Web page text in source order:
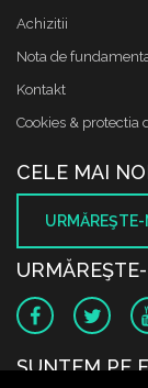
Achizitii
Nota de
Kontakt
Cookies & protectia
CELE MAI
SUNTEM PE